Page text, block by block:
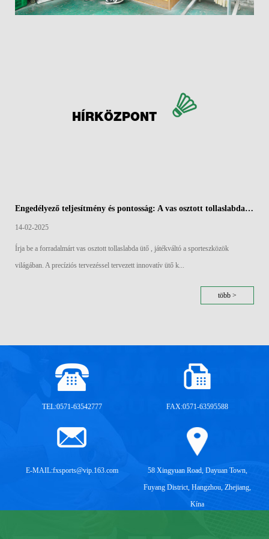
HÍRKÖZPONT
Engedélyező teljesítmény és pontosság: A vas osztott tollaslabda ütők aerodinamikai széle
14-02-2025
Írja be a forradalmárt vas osztott tollaslabda ütő , játékváltó a sporteszközök
világában. A precíziós tervezéssel tervezett innovatív ütő k...
több >
TEL:0571-63542777 FAX:0571-63595588
E-MAIL:fxsports@vip.163.com
58 Xingyuan Road, Dayuan Town,
Fuyang District, Hangzhou, Zhejiang,
Kína